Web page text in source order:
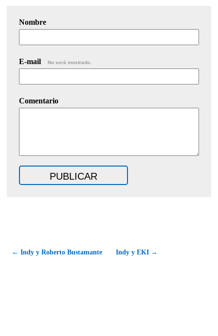
Nombre
E-mail No será mostrado.
Comentario
← Indy y Roberto Bustamante Indy y EKI →